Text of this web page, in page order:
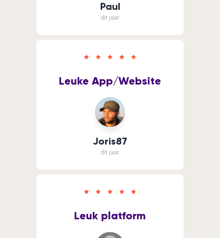
Paul
dit jaar
Joris87
dit jaar
Leuke App/Website
Leuk platform